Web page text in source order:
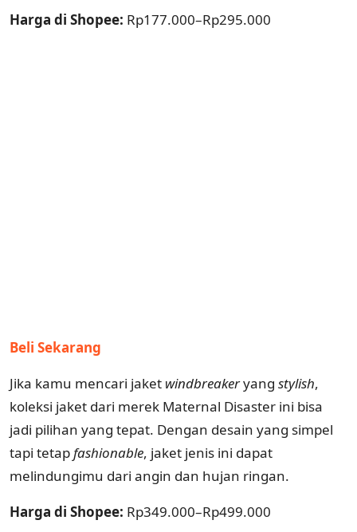
Harga di Shopee: Rp177.000–Rp295.000
Beli Sekarang
Jika kamu mencari jaket windbreakeryang stylish,
koleksi jaket dari merek Maternal Disaster ini bisa
jadi pilihan yang tepat. Dengan desain yang simpel
tapi tetapfashionable, jaket jenis ini dapat
melindungimu dari angin dan hujan ringan.
Harga di Shopee: Rp349.000–Rp499.000